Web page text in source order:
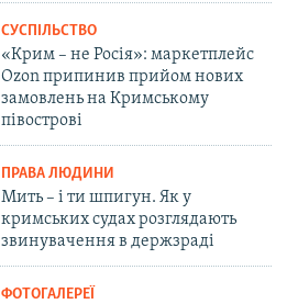
СУСПІЛЬСТВО
«Крим – не Росія»: маркетплейс
Ozon припинив прийом нових
замовлень на Кримському
півострові
ПРАВА ЛЮДИНИ
Мить – і ти шпигун. Як у
кримських судах розглядають
звинувачення в держзраді
ФОТОГАЛЕРЕЇ